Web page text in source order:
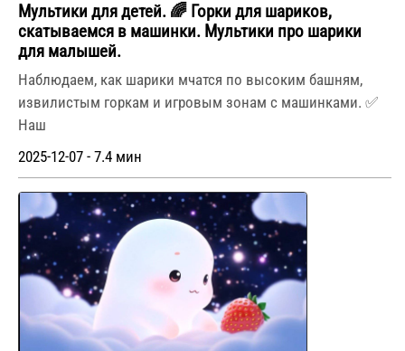
Мультики для детей. 🌈 Горки для шариков,
скатываемся в машинки. Мультики про шарики
для малышей.
Наблюдаем, как шарики мчатся по высоким башням,
извилистым горкам и игровым зонам с машинками. ✅
Наш
2025-12-07 - 7.4 мин